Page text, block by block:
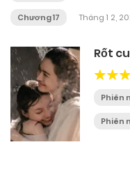
Chương 17 Tháng 1 2,
Rốt
Phiên
Phiên